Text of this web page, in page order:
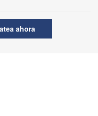
ahora